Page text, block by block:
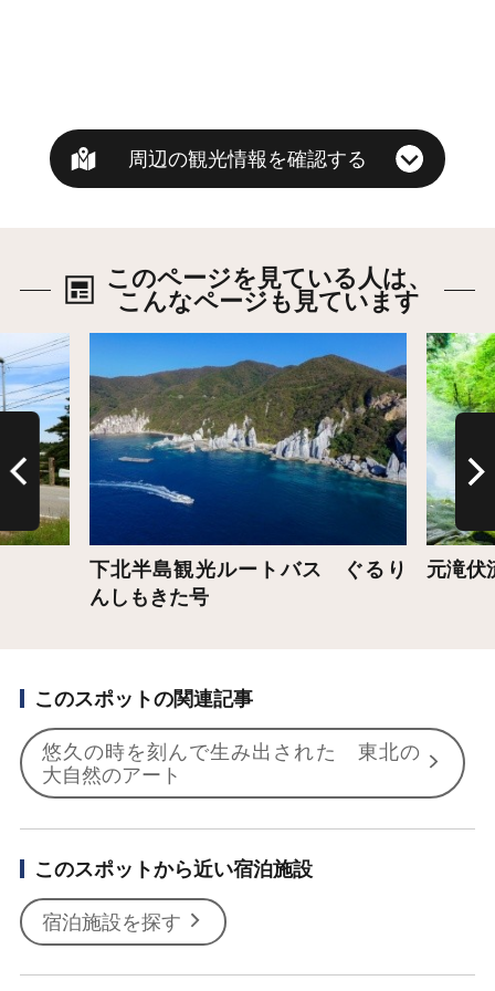
周辺の観光情報を確認する
このページを見ている人は、
こんなページも見ています
下北半島観光ルートバス ぐるり
んしもきた号
詳細はこちら
元滝伏
詳細は
このスポットの関連記事
悠久の時を刻んで生み出された 東北の
大自然のアート
このスポットから近い宿泊施設
宿泊施設を探す